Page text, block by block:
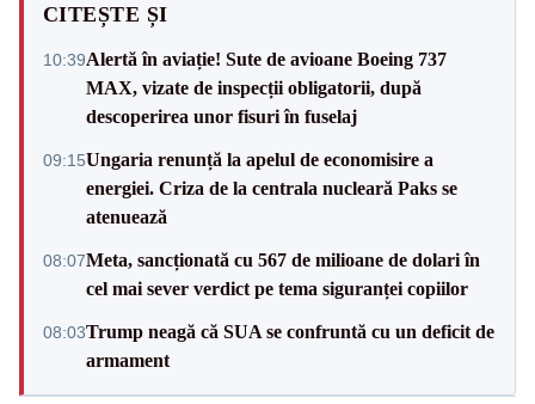
CITEȘTE ȘI
10:39Alertă în aviație! Sute de avioane Boeing 737
MAX, vizate de inspecții obligatorii, după
descoperirea unor fisuri în fuselaj
09:15Ungaria renunță la apelul de economisire a
energiei. Criza de la centrala nucleară Paks se
atenuează
08:07Meta, sancționată cu 567 de milioane de dolari în
cel mai sever verdict pe tema siguranței copiilor
08:03Trump neagă că SUA se confruntă cu un deficit de
armament